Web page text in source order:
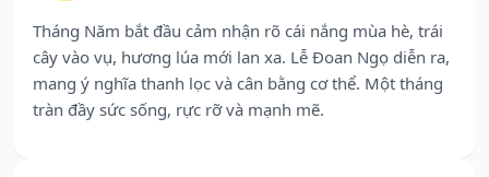
Tháng Năm bắt đầu cảm nhận rõ cái nắng mùa hè, trái
cây vào vụ, hương lúa mới lan xa. Lễ Đoan Ngọ diễn ra,
mang ý nghĩa thanh lọc và cân bằng cơ thể. Một tháng
tràn đầy sức sống, rực rỡ và mạnh mẽ.